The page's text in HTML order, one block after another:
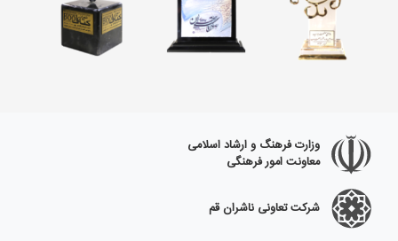
وزارت فرهنگ و ارشاد اسلامی
معاونت امور فرهنگی
شرکت تعاونی ناشران قم